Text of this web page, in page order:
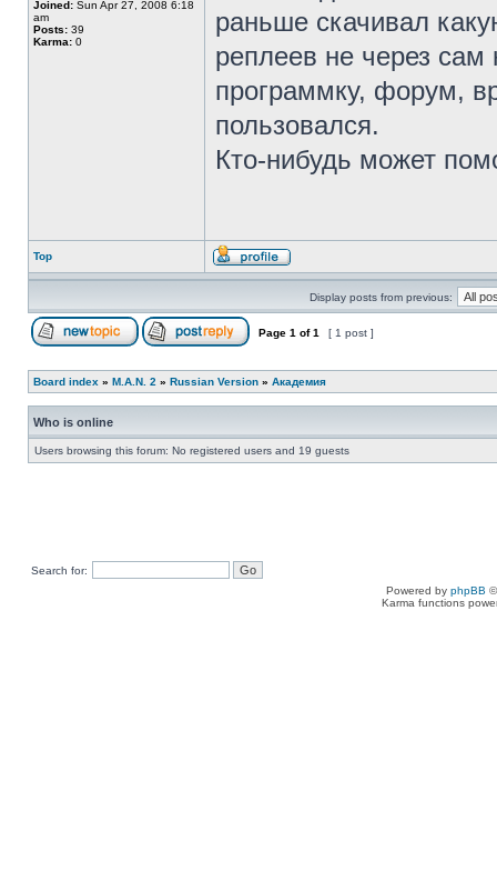
Joined: Sun Apr 27, 2008 6:18
am
Posts: 39
Karma: 0
раньше скачивал
реплеев не через сам
программку, форум,
пользовался.
Кто-нибудь может
Top
Display posts from previous:
Page 1 of1 [ 1 post ]
Board index » M.A.N. 2 » Russian Version » Академия
Who is online
Users browsing this forum: No registered users and 19 guests
Search for:
Powered by phpBB
Karma functions